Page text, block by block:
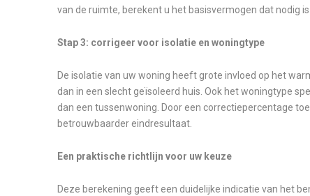
van de ruimte, berekent u het basisvermogen dat nodig
Stap 3: corrigeer voor isolatie en woningtype
De isolatie van uw woning heeft grote invloed op het
dan in een slecht geïsoleerd huis. Ook het woningtype
dan een tussenwoning. Door een correctiepercentage
betrouwbaarder eindresultaat.
Een praktische richtlijn voor uw keuze
Deze berekening geeft een duidelijke indicatie van het